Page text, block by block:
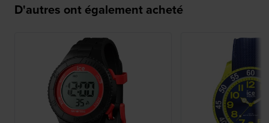
D'autres ont également acheté